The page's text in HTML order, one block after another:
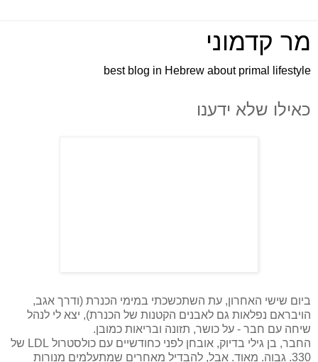
מר קדמוני
best blog in Hebrew about primal lifestyle
כאילו שלא ידענו
ביום שישי האחרון, עת השתכשכתי במימי הכנרת (ודרך אגב,
הויבראם נפלאות גם לאבנים הקטנות של הכנרת), יצא לי לנהל
שיחה עם חבר - על כושר, תזונה ובריאות כמובן.
החבר, בן גילי בדיוק, אובחן לפני כחודשיים עם כולסטרול LDL של
330. גבוה. מאוד. אבל, להבדיל מאחרים שמתעלמים מנורות